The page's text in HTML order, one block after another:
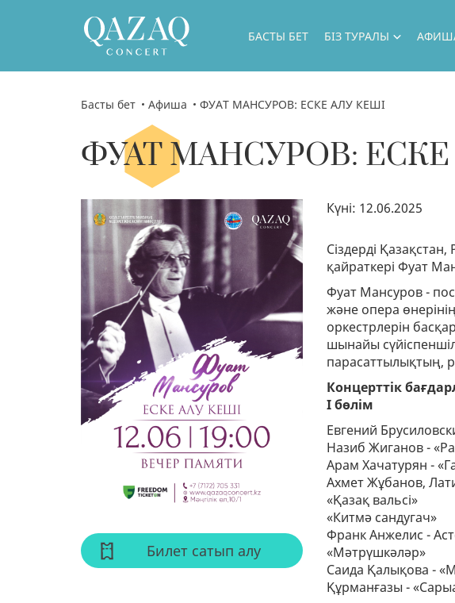
БАСТЫ БЕТ БІЗ ТУРАЛЫ
БІЗДІҢ ЖОБАЛАР
БІЗДІҢ ҚОНАҚТАР
ФИЛИАЛ
БІЗДІҢ МҮМКІНДІКТЕР
МЕМЛЕКЕТТІК САТЫП АЛУ
ДИРЕКТОР БЛОГЫ
КОМПЛАЕНС ҚЫЗМЕТІ
БАҚ
Басты бет
Афиша ФУАТ МАНСУРОВ: ЕСКЕ АЛУ КЕШІ
ФУАТ МАНСУРОВ:
Билет сатып алу
Күні: 12.06.2025
Сіздерді
қайраткері Фуат
Фуат Мансуров -
және опера
оркестрлерін
шынайы
парасаттылықтың,
Концерттік
I бөлім
Евгений
Назиб Жиганов -
Арам Хачатурян -
Ахмет Жұбанов,
«Қазақ вальсі»
«Китмә сандугач»
Франк Анжелис -
«Мәтрүшкәләр»
Саида Қалықова -
Құрманғазы -